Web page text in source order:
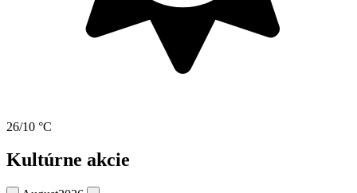
26/10 °C
Kultúrne akcie